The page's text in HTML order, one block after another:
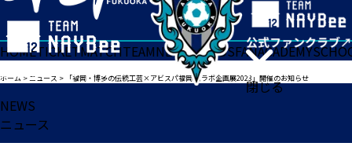
閉じる
HOMETICKETMATCHTEAMNEWSGOODSFANACADEMY
ホーム >ニュース > 「福岡・博多の伝統工芸×アビスパ福岡 コラボ企画展2023」開催のお知らせ
NEWS
ニュース